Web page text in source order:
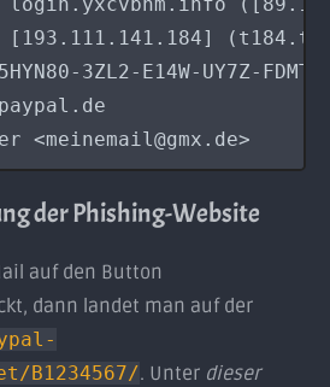
[193.111.141.184]
3ZL2-E14W-UY7Z-
<meinemail@gmx.de>
der Phishing-Website
auf den Button
dann landet man auf der
B1234567/. Unter dieser